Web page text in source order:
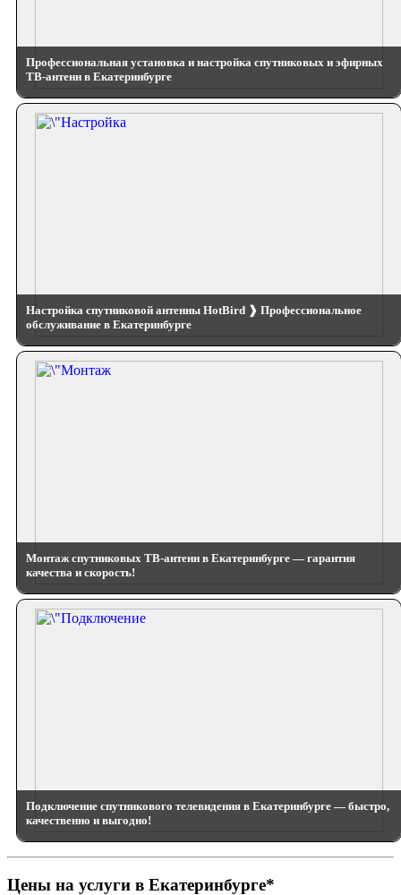
Профессиональная установка и настройка спутниковых и эфирных
ТВ-антенн в Екатеринбурге
Настройка спутниковой антенны HotBird ❱ Профессиональное
обслуживание в Екатеринбурге
Монтаж спутниковых ТВ-антенн в Екатеринбурге — гарантия
качества и скорость!
Подключение спутникового телевидения в Екатеринбурге — быстро,
качественно и выгодно!
Цены на услуги в Екатеринбурге*